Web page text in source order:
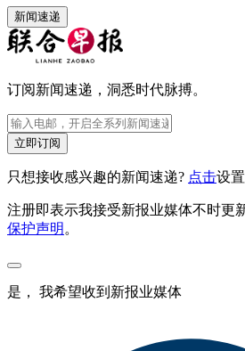
新闻速递
订阅新闻速递，洞悉时代脉搏。
立即订阅
只想接收感兴趣的新闻速递? 点击设
注册即表示我接受新报业媒体不时更
保护声明 。
是， 我希望收到新报业媒体